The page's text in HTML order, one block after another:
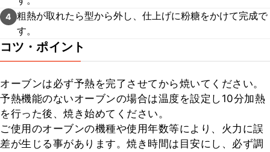
4 粗熱が取れたら型から外し、仕上げに粉糖をかけて完成で
す。
コツ・ポイント
オーブンは必ず予熱を完了させてから焼いてください。
予熱機能のないオーブンの場合は温度を設定し10分加熱
を行った後、焼き始めてください。
ご使用のオーブンの機種や使用年数等により、火力に誤
差が生じる事があります。焼き時間は目安にし、必ず調